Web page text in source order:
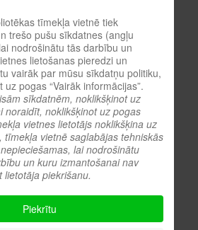
tīmekļa vietnē tiek
trešo pušu sīkdatnes (angļu
nodrošinātu tās darbību un
lietošanas pieredzi un
vairāk par mūsu sīkdatņu politiku,
pogas “Vairāk informācijas”.
sīkdatnēm, noklikšķinot uz
noraidīt, noklikšķinot uz pogas
vietnes lietotājs noklikšķina uz
tīmekļa vietnē saglabājas tehniskās
lai nodrošinātu
un kuru izmantošanai nav
piekrišanu.
Piekrītu